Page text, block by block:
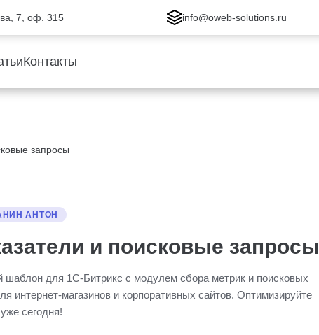
7, оф. 315 info@oweb-solutions.ru
Контакты
запросы
АНТОН
и поисковые запросы
шаблон для 1С-Битрикс с модулем сбора метрик и поисковых
интернет-магазинов и корпоративных сайтов. Оптимизируйте
сегодня!